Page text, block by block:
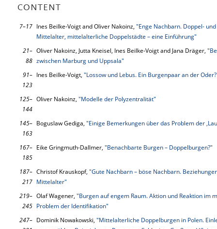
CONTENT
7–17 Ines Beilke-Voigt and Oliver Nakoinz, "Enge Nachbarn. Doppel-
Mittelalter, mittelalterliche Doppelstädte – eine Einführung"
21–
88
Oliver Nakoinz, Jutta Kneisel, Ines Beilke-Voigt and Jana Dräger,
zwischen Marburg und Uppsala"
91–
123
Ines Beilke-Voigt, "Lossow und Lebus. Ein Burgenpaar an der
125–
144
Oliver Nakoinz, "Modelle der Polyzentralität"
145–
163
Boguslaw Gediga, "Einige Bemerkungen über das Problem der
167–
185
Eike Gringmuth-Dallmer, "Benachbarte Burgen – Doppelburgen?"
187–
217
Christof Krauskopf, "Gute Nachbarn – böse Nachbarn.
Mittelalter"
219–
245
Olaf Wagener, "Burgen auf engem Raum. Aktion und Reaktion im
Problem der Identifikation"
247– Dominik Nowakowski, "Mittelalterliche Doppelburgen in Polen.